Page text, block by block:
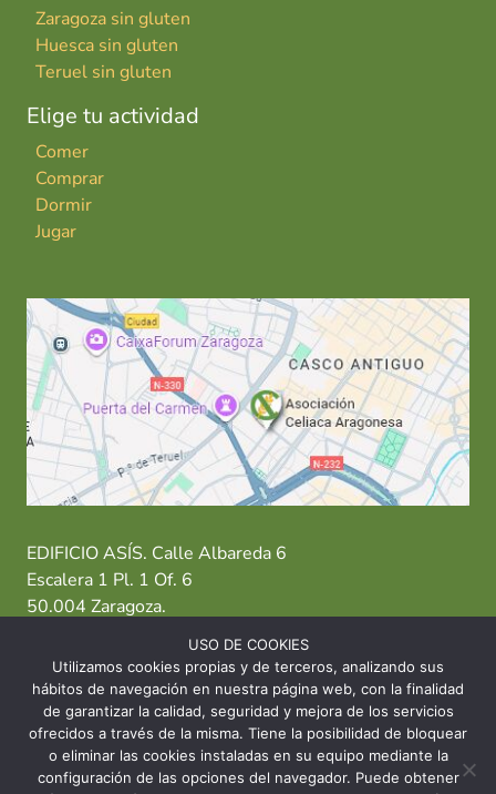
Zaragoza sin gluten
Huesca sin gluten
Teruel sin gluten
Elige tu actividad
Comer
Comprar
Dormir
Jugar
EDIFICIO ASÍS. Calle Albareda 6
Escalera 1 Pl. 1 Of. 6
50.004 Zaragoza.
T: 976 484 949 M: 635 638 563
Sede Zaragoza·Sede Huesca· Sede Teruel
USO DE COOKIES
Utilizamos cookies propias y de terceros, analizando sus
hábitos de navegación en nuestra página web, con la finalidad
de garantizar la calidad, seguridad y mejora de los servicios
ofrecidos a través de la misma. Tiene la posibilidad de bloquear
o eliminar las cookies instaladas en su equipo mediante la
configuración de las opciones del navegador. Puede obtener